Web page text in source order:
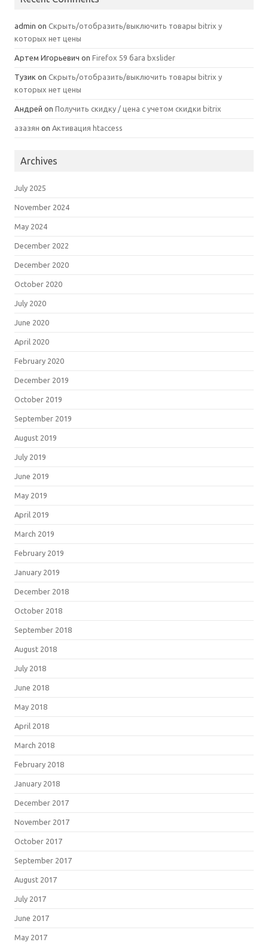
admin on Скрыть/отобразить/выключить товары bitrix у
которых нет цены
Артем Игорьевич on Firefox 59 бага bxslider
Тузик on Скрыть/отобразить/выключить товары bitrix у
которых нет цены
Андрей on Получить скидку / цена с учетом скидки bitrix
азазян on Активация htaccess
Archives
July 2025
November 2024
May 2024
December 2022
December 2020
October 2020
July 2020
June 2020
April 2020
February 2020
December 2019
October 2019
September 2019
August 2019
July 2019
June 2019
May 2019
April 2019
March 2019
February 2019
January 2019
December 2018
October 2018
September 2018
August 2018
July 2018
June 2018
May 2018
April 2018
March 2018
February 2018
January 2018
December 2017
November 2017
October 2017
September 2017
August 2017
July 2017
June 2017
May 2017